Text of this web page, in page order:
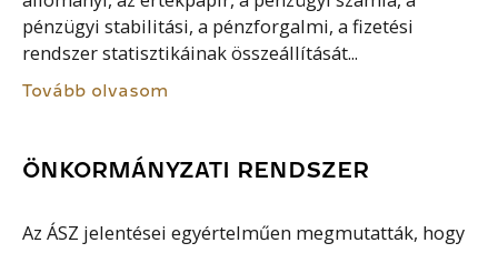
pénzügyi stabilitási, a pénzforgalmi, a fizetési
rendszer statisztikáinak összeállítását...
Tovább olvasom
ÖNKORMÁNYZATI RENDSZER
Az ÁSZ jelentései egyértelműen megmutatták, hogy